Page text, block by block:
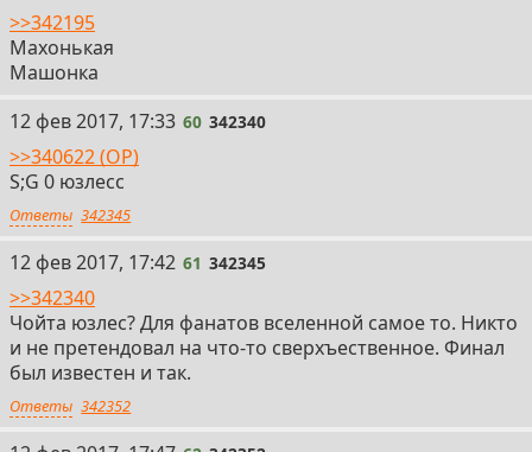
>>342195
Махонькая
Машонка
60
12 фев 2017, 17:33 60 342340
>>340622 (OP)
S;G 0 юзлесс
Ответы 342345
61
12 фев 2017, 17:42 61 342345
>>342340
Чойта юзлес? Для фанатов вселенной самое то. Никто
и не претендовал на что-то сверхъественное. Финал
был известен и так.
Ответы 342352